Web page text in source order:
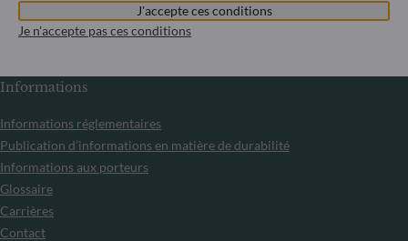
européenne et aux personnes physiques titulaires d’un titre
de séjour temporaire ou permanent dans un État membre.
Informations
Informations réglementaires
Publication d’informations en matière de durabilité
Informations aux porteurs
Glossaire
Carrières
Contact
J'accepte ces conditions
Je n'accepte pas ces conditions